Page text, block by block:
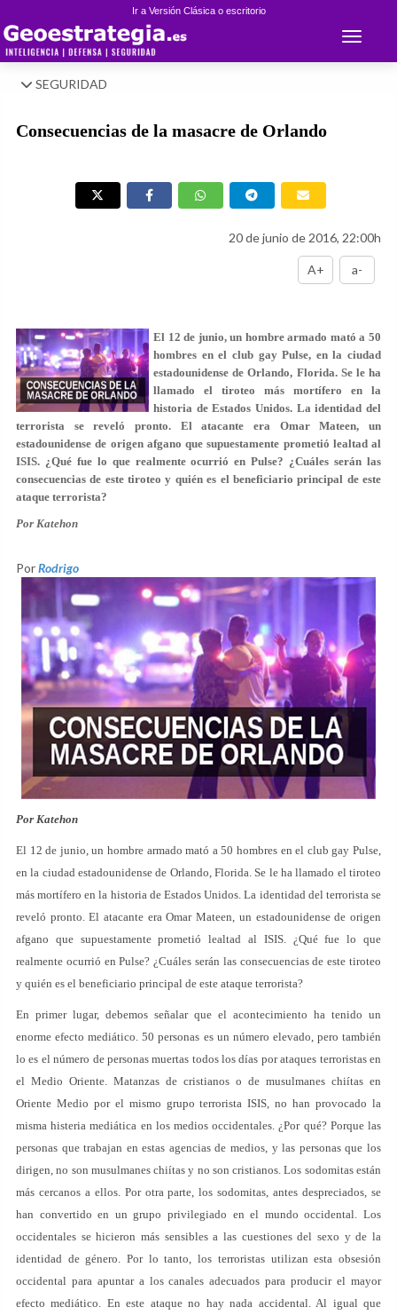
Ir a Versión Clásica o escritorio
Toggle
SEGURIDAD
Consecuencias de la masacre de Orlando
20 de junio de 2016, 22:00h
A+ a-
El 12 de junio, un hombre armado mató a 50
hombres en el club gay Pulse, en la ciudad
estadounidense de Orlando, Florida. Se le ha
llamado el tiroteo más mortífero en la
historia de Estados Unidos. La identidad del
terrorista se reveló pronto. El atacante era Omar Mateen, un
estadounidense de origen afgano que supuestamente prometió lealtad al
ISIS. ¿Qué fue lo que realmente ocurrió en Pulse? ¿Cuáles serán las
consecuencias de este tiroteo y quién es el beneficiario principal de este
ataque terrorista?
Por Katehon
PorRodrigo
Por Katehon
El 12 de junio, un hombre armado mató a 50 hombres en el club gay Pulse,
en la ciudad estadounidense de Orlando, Florida. Se le ha llamado el tiroteo
más mortífero en la historia de Estados Unidos. La identidad del terrorista se
reveló pronto. El atacante era Omar Mateen, un estadounidense de origen
afgano que supuestamente prometió lealtad al ISIS. ¿Qué fue lo que
realmente ocurrió en Pulse? ¿Cuáles serán las consecuencias de este tiroteo
y quién es el beneficiario principal de este ataque terrorista?
En primer lugar, debemos señalar que el acontecimiento ha tenido un
enorme efecto mediático. 50 personas es un número elevado, pero también
lo es el número de personas muertas todos los días por ataques terroristas en
el Medio Oriente. Matanzas de cristianos o de musulmanes chiítas en
Oriente Medio por el mismo grupo terrorista ISIS, no han provocado la
misma histeria mediática en los medios occidentales. ¿Por qué? Porque las
personas que trabajan en estas agencias de medios, y las personas que los
dirigen, no son musulmanes chiítas y no son cristianos. Los sodomitas están
más cercanos a ellos. Por otra parte, los sodomitas, antes despreciados, se
han convertido en un grupo privilegiado en el mundo occidental. Los
occidentales se hicieron más sensibles a las cuestiones del sexo y de la
identidad de género. Por lo tanto, los terroristas utilizan esta obsesión
occidental para apuntar a los canales adecuados para producir el mayor
efecto mediático. En este ataque no hay nada accidental. Al igual que